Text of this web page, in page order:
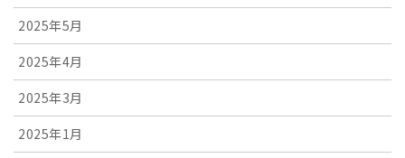
2025年5月
2025年4月
2025年3月
2025年1月